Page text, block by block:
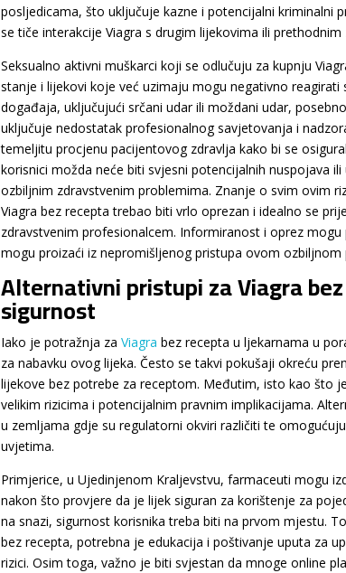
posljedicama, što uključuje kazne i potencijalni kriminalni
se tiče interakcije Viagra s drugim lijekovima ili
Seksualno aktivni muškarci koji se odlučuju za kupnju
stanje i lijekovi koje već uzimaju mogu negativno
događaja, uključujući srčani udar ili moždani udar,
uključuje nedostatak profesionalnog savjetovanja i
temeljitu procjenu pacijentovog zdravlja kako bi se
korisnici možda neće biti svjesni potencijalnih nuspojava
ozbiljnim zdravstvenim problemima. Znanje o svim ovim
Viagra bez recepta trebao biti vrlo oprezan i idealno se
zdravstvenim profesionalcem. Informiranost i oprez
mogu proizaći iz nepromišljenog pristupa ovom ozbiljnom
Alternativni pristupi za Viagra
sigurnost
Iako je potražnja zaViagra bez recepta u ljekarnama u
za nabavku ovog lijeka. Često se takvi pokušaji okreću
lijekove bez potrebe za receptom. Međutim, isto kao što
velikim rizicima i potencijalnim pravnim implikacijama.
u zemljama gdje su regulatorni okviri različiti te
uvjetima.
Primjerice, u Ujedinjenom Kraljevstvu, farmaceuti mogu
nakon što provjere da je lijek siguran za korištenje za
na snazi, sigurnost korisnika treba biti na prvom mjestu.
bez recepta, potrebna je edukacija i poštivanje uputa za
rizici. Osim toga, važno je biti svjestan da mnoge online